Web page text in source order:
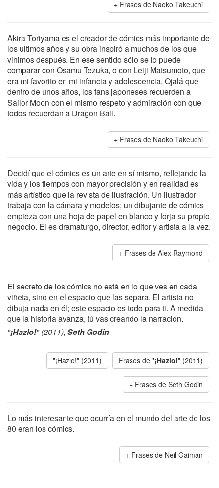
Frases de Naoko Takeuchi
Akira Toriyama es el creador de cómics más importante de
los últimos años y su obra inspiró a muchos de los que
vinimos después. En ese sentido sólo se lo puede
comparar con Osamu Tezuka, o con Leiji Matsumoto, que
era mi favorito en mi infancia y adolescencia. Ojalá que
dentro de unos años, los fans japoneses recuerden a
Sailor Moon con el mismo respeto y admiración con que
todos recuerdan a Dragon Ball.
Frases de Naoko Takeuchi
Decidí que el cómics es un arte en sí mismo, reflejando la
vida y los tiempos con mayor precisión y en realidad es
más artístico que la revista de ilustración. Un ilustrador
trabaja con la cámara y modelos; un dibujante de cómics
empieza con una hoja de papel en blanco y forja su propio
negocio. El es dramaturgo, director, editor y artista a la vez.
Frases de Alex Raymond
El secreto de los cómics no está en lo que ves en cada
viñeta, sino en el espacio que las separa. El artista no
dibuja nada en él; este espacio es todo para ti. A medida
que la historia avanza, tú vas creando la narración.
"¡Hazlo!" (2011), Seth Godin
"¡Hazlo!" (2011) Frases de "¡Hazlo!" (2011)
Frases de Seth Godin
Lo más interesante que ocurría en el mundo del arte de los
80 eran los cómics.
Frases de Neil Gaiman